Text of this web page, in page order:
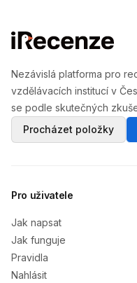
Nezávislá platforma pro
vzdělávacích institucí v
se podle skutečných
Procházet položky
Pro uživatele
Jak napsat
Jak funguje
Pravidla
Nahlásit